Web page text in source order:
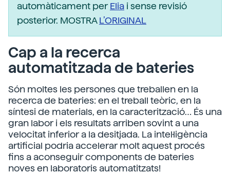
automàticament perElia i sense revisió
posterior. MOSTRAL’ORIGINAL
Cap a la recerca
automatitzada de bateries
Són moltes les persones que treballen en la
recerca de bateries: en el treball teòric, en la
síntesi de materials, en la caracterització… És una
gran labor i els resultats arriben sovint a una
velocitat inferior a la desitjada. La intel·ligència
artificial podria accelerar molt aquest procés
fins a aconseguir components de bateries
noves en laboratoris automatitzats!